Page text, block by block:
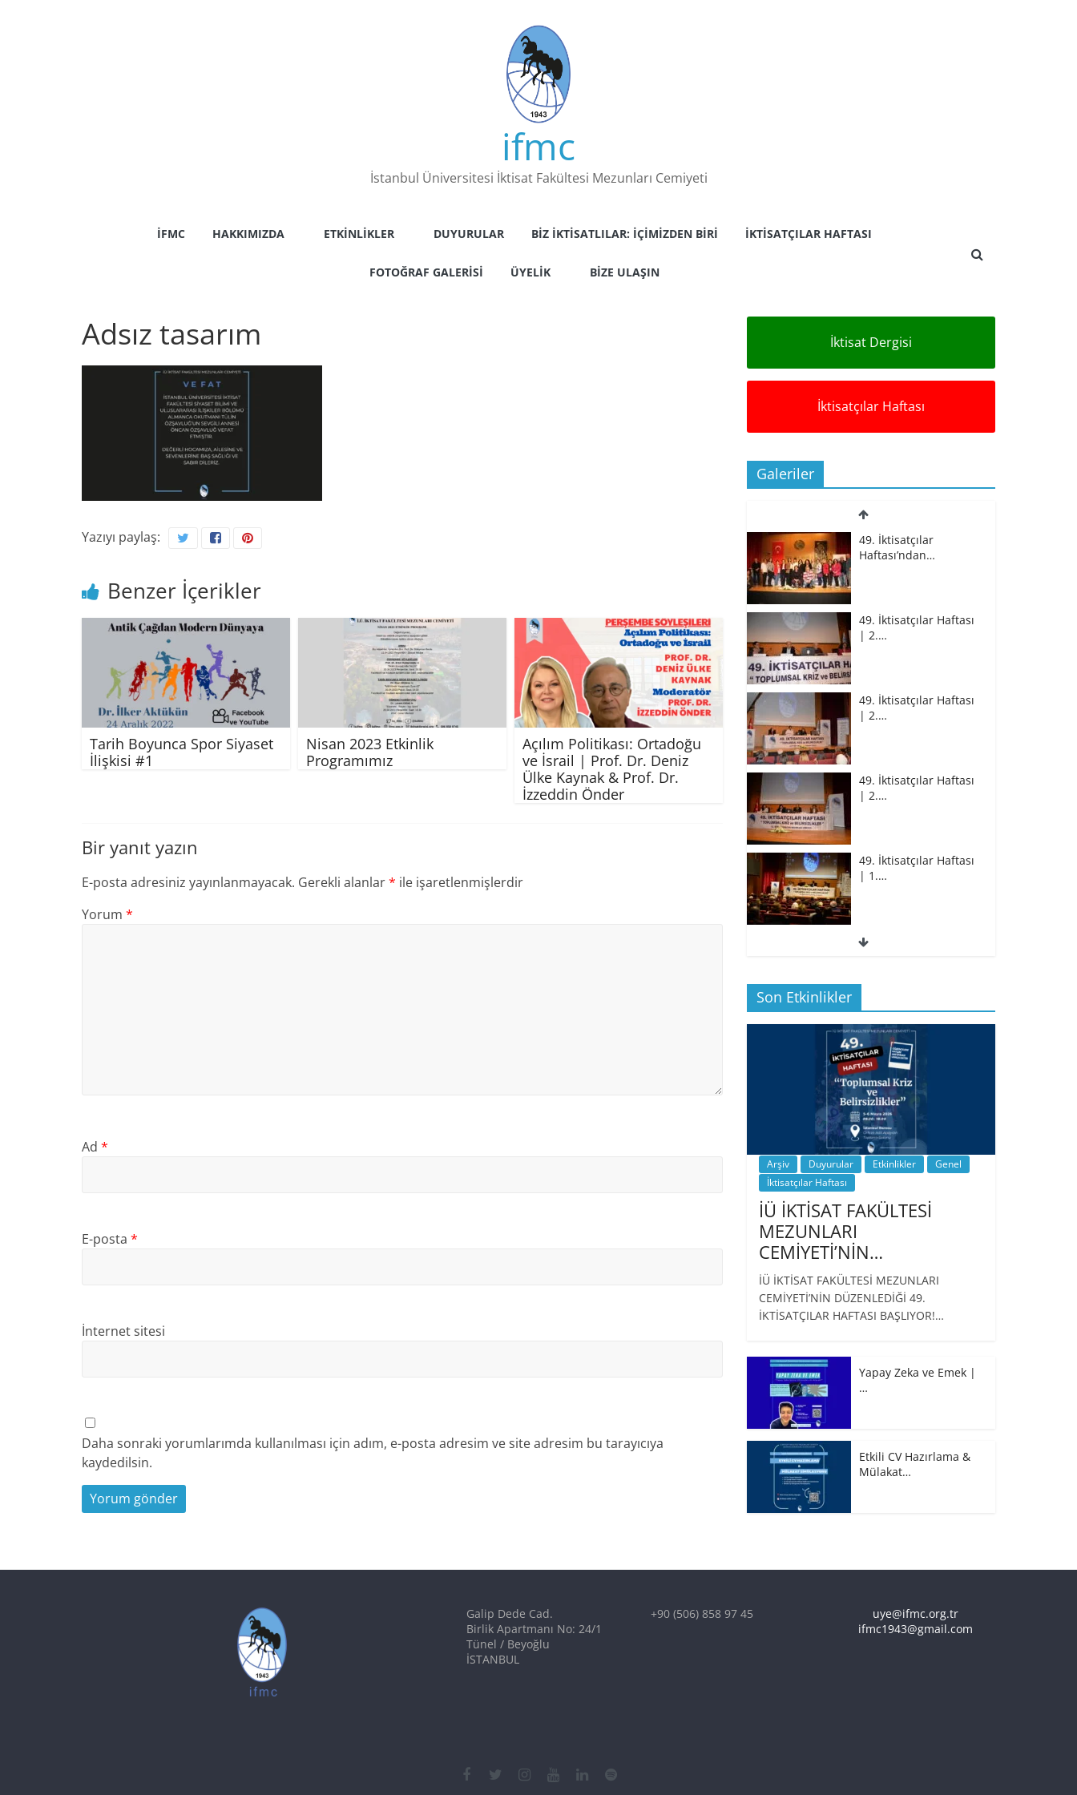
ifmc
İstanbul Üniversitesi İktisat Fakültesi Mezunları Cemiyeti
İFMC HAKKIMIZDA ETKINLIKLER DUYURULAR BIZ İKTISATLILAR: İÇIMIZDEN BIRI İKTISATÇILAR HAFTASI
FOTOĞRAF GALERISI ÜYELIK BIZE ULAŞIN
Adsız tasarım
Yazıyı paylaş:
Benzer İçerikler
Tarih Boyunca Spor Siyaset
İlişkisi #1
Nisan 2023 Etkinlik
Programımız
Açılım Politikası: Ortadoğu
ve İsrail | Prof. Dr. Deniz
Ülke Kaynak & Prof. Dr.
İzzeddin Önder
Bir yanıt yazın
E-posta adresiniz yayınlanmayacak. Gerekli alanlar* ile işaretlenmişlerdir
Yorum *
Ad *
E-posta *
İnternet sitesi
Daha sonraki yorumlarımda kullanılması için adım, e-posta adresim ve site adresim bu tarayıcıya
kaydedilsin.
İktisat Dergisi
İktisatçılar Haftası
Galeriler
49. İktisatçılar
Haftası’ndan…
49. İktisatçılar Haftası
| 2.…
49. İktisatçılar Haftası
| 2.…
49. İktisatçılar Haftası
| 2.…
49. İktisatçılar Haftası
| 1.…
49. İktisatçılar Haftası
BİZ İKTİSATLILAR:
İÇİMİZDEN BİRİ PROF.…
Son Etkinlikler
Arşiv Duyurular Etkinlikler
Genel
İktisatçılar Haftası
İÜ İKTİSAT FAKÜLTESİ
MEZUNLARI
CEMİYETİ’NİN…
İÜ İKTİSAT FAKÜLTESİ MEZUNLARI
CEMİYETİ’NİN DÜZENLEDİĞİ 49.
İKTİSATÇILAR HAFTASI BAŞLIYOR!…
Yapay Zeka ve Emek |
…
Etkili CV Hazırlama &
Mülakat…
Galip Dede Cad.
Birlik Apartmanı No: 24/1
Tünel / Beyoğlu
İSTANBUL
+90 (506) 858 97 45
uye@ifmc.org.tr
ifmc1943@gmail.com